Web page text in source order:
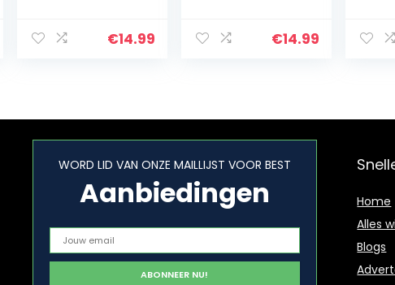
sen 100% pure
€14.99
geurverspreider
€14.99
WORD LID VAN ONZE MAILLIJST VOOR BEST
Aanbiedingen
Home
Alles
Blogs